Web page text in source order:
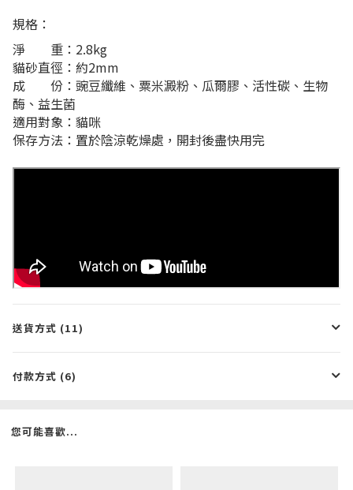
規格：
淨 重：2.8kg
貓砂直徑：約2mm
成 份：豌豆纖維、粟米澱粉、瓜爾膠、活性碳、生物
酶、益生菌
適用對象：貓咪
保存方法：置於陰涼乾燥處，開封後盡快用完
送貨方式 (11)
付款方式 (6)
您可能喜歡...